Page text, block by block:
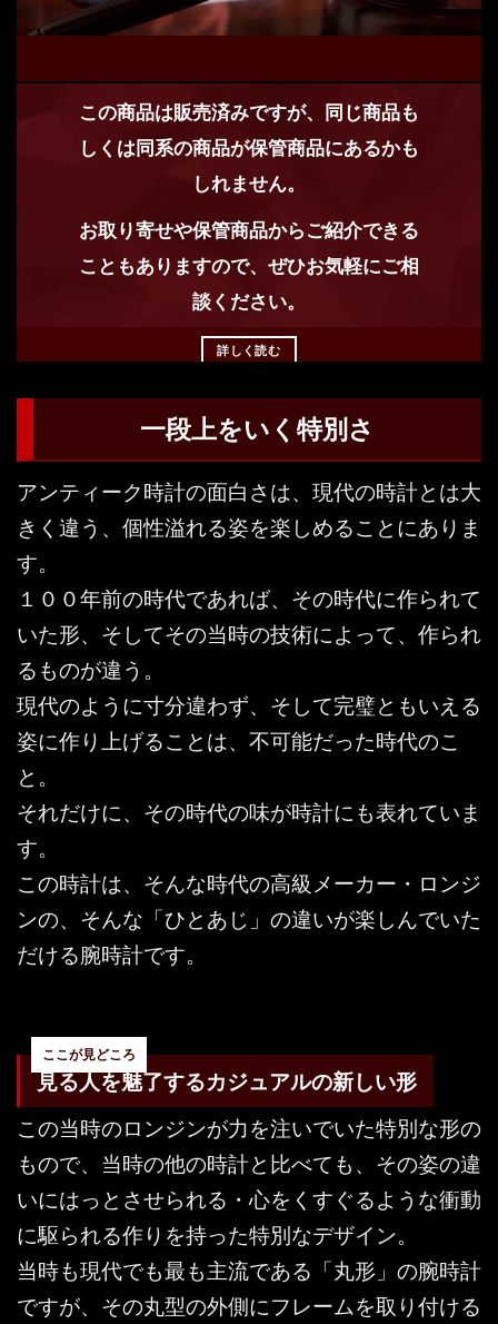
この商品は販売済みですが、同じ商品も
しくは同系の商品が保管商品にあるかも
しれません。
お取り寄せや保管商品からご紹介できる
こともありますので、ぜひお気軽にご相
談ください。
詳しく読む
一段上をいく特別さ
アンティーク時計の面白さは、現代の時計とは大
きく違う、個性溢れる姿を楽しめることにありま
す。
１００年前の時代であれば、その時代に作られて
いた形、そしてその当時の技術によって、作られ
るものが違う。
現代のように寸分違わず、そして完璧ともいえる
姿に作り上げることは、不可能だった時代のこ
と。
それだけに、その時代の味が時計にも表れていま
す。
この時計は、そんな時代の高級メーカー・ロンジ
ンの、そんな「ひとあじ」の違いが楽しんでいた
だける腕時計です。
見る人を魅了するカジュアルの新しい形
この当時のロンジンが力を注いでいた特別な形の
もので、当時の他の時計と比べても、その姿の違
いにはっとさせられる・心をくすぐるような衝動
に駆られる作りを持った特別なデザイン。
当時も現代でも最も主流である「丸形」の腕時計
ですが、その丸型の外側にフレームを取り付ける